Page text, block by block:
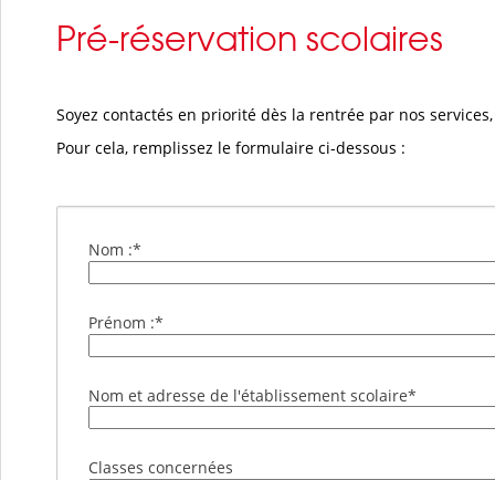
Pré-réservation scolaires
Soyez contactés en priorité dès la rentrée par nos
Pour cela, remplissez le formulaire ci-dessous :
Nom :*
Prénom :*
Nom et adresse de l'établissement scolaire*
Classes concernées